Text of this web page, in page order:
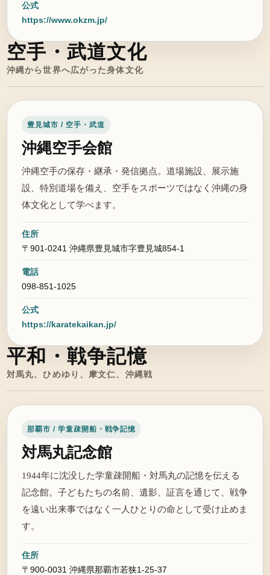
公式
https://www.okzm.jp/
空手・武道文化
沖縄から世界へ広がった身体文化
豊見城市 / 空手・武道
沖縄空手会館
沖縄空手の保存・継承・発信拠点。道場施設、展示施
設、特別道場を備え、空手をスポーツではなく沖縄の身
体文化として学べます。
住所
〒901-0241 沖縄県豊見城市字豊見城854-1
電話
098-851-1025
公式
https://karatekaikan.jp/
平和・戦争記憶
対馬丸、ひめゆり、摩文仁、沖縄戦
那覇市 / 学童疎開船・戦争記憶
対馬丸記念館
1944年に沈没した学童疎開船・対馬丸の記憶を伝える
記念館。子どもたちの名前、遺影、証言を通じて、戦争
を遠い出来事ではなく一人ひとりの命として受け止めま
す。
住所
〒900-0031 沖縄県那覇市若狭1-25-37